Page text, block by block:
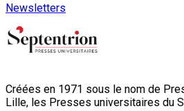
Newsletters
Créées en 1971 sous le nom de
Lille, les Presses universitaires du